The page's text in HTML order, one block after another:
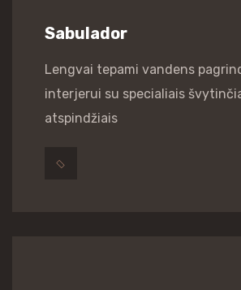
Sabulador
Lengvai tepami vandens
interjerui su specialiais
atspindžiais